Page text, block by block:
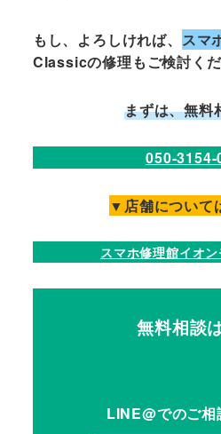
もし、よろしければ、 スマ
Classicの修理もご検討くだ
まずは、無料
050-3154-
▼店舗について
スマホ修理館イオ
無料相談
LINE@でのご相